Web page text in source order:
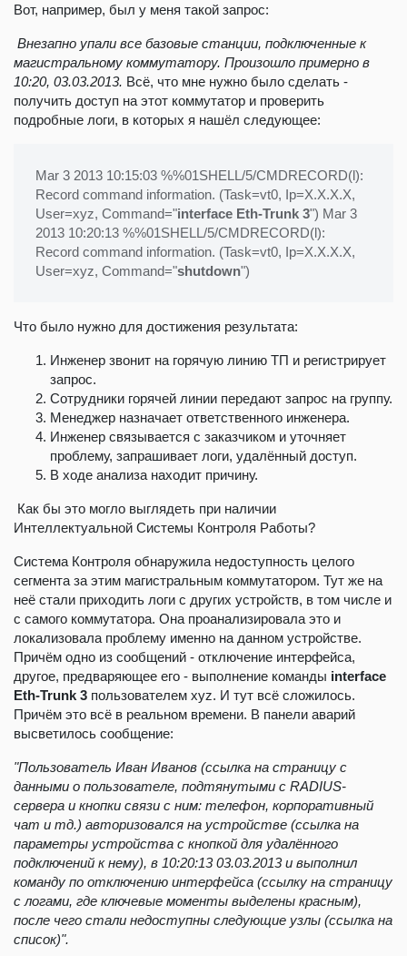
Вот, например, был у меня такой запрос:
Внезапно упали все базовые станции, подключенные к
магистральному коммутатору. Произошло примерно в
10:20, 03.03.2013. Всё, что мне нужно было сделать -
получить доступ на этот коммутатор и проверить
подробные логи, в которых я нашёл следующее:
Mar 3 2013 10:15:03 %%01SHELL/5/CMDRECORD(l):
Record command information. (Task=vt0, Ip=X.X.X.X,
User=xyz, Command="interface Eth-Trunk 3") Mar 3
2013 10:20:13 %%01SHELL/5/CMDRECORD(l):
Record command information. (Task=vt0, Ip=X.X.X.X,
User=xyz, Command="shutdown")
Что было нужно для достижения результата:
Инженер звонит на горячую линию ТП и регистрирует
запрос.
Сотрудники горячей линии передают запрос на группу.
Менеджер назначает ответственного инженера.
Инженер связывается с заказчиком и уточняет
проблему, запрашивает логи, удалённый доступ.
В ходе анализа находит причину.
Как бы это могло выглядеть при наличии
Интеллектуальной Системы Контроля Работы?
Система Контроля обнаружила недоступность целого
сегмента за этим магистральным коммутатором. Тут же на
неё стали приходить логи с других устройств, в том числе и
с самого коммутатора. Она проанализировала это и
локализовала проблему именно на данном устройстве.
Причём одно из сообщений - отключение интерфейса,
другое, предваряющее его - выполнение команды interface
Eth-Trunk 3 пользователем xyz. И тут всё сложилось.
Причём это всё в реальном времени. В панели аварий
высветилось сообщение:
"Пользователь Иван Иванов (ссылка на страницу с
данными о пользователе, подтянутыми с RADIUS-
сервера и кнопки связи с ним: телефон, корпоративный
чат и тд.) авторизовался на устройстве (ссылка на
параметры устройства с кнопкой для удалённого
подключений к нему), в 10:20:13 03.03.2013 и выполнил
команду по отключению интерфейса (ссылку на страницу
с логами, где ключевые моменты выделены красным),
после чего стали недоступны следующие узлы (ссылка на
список)".